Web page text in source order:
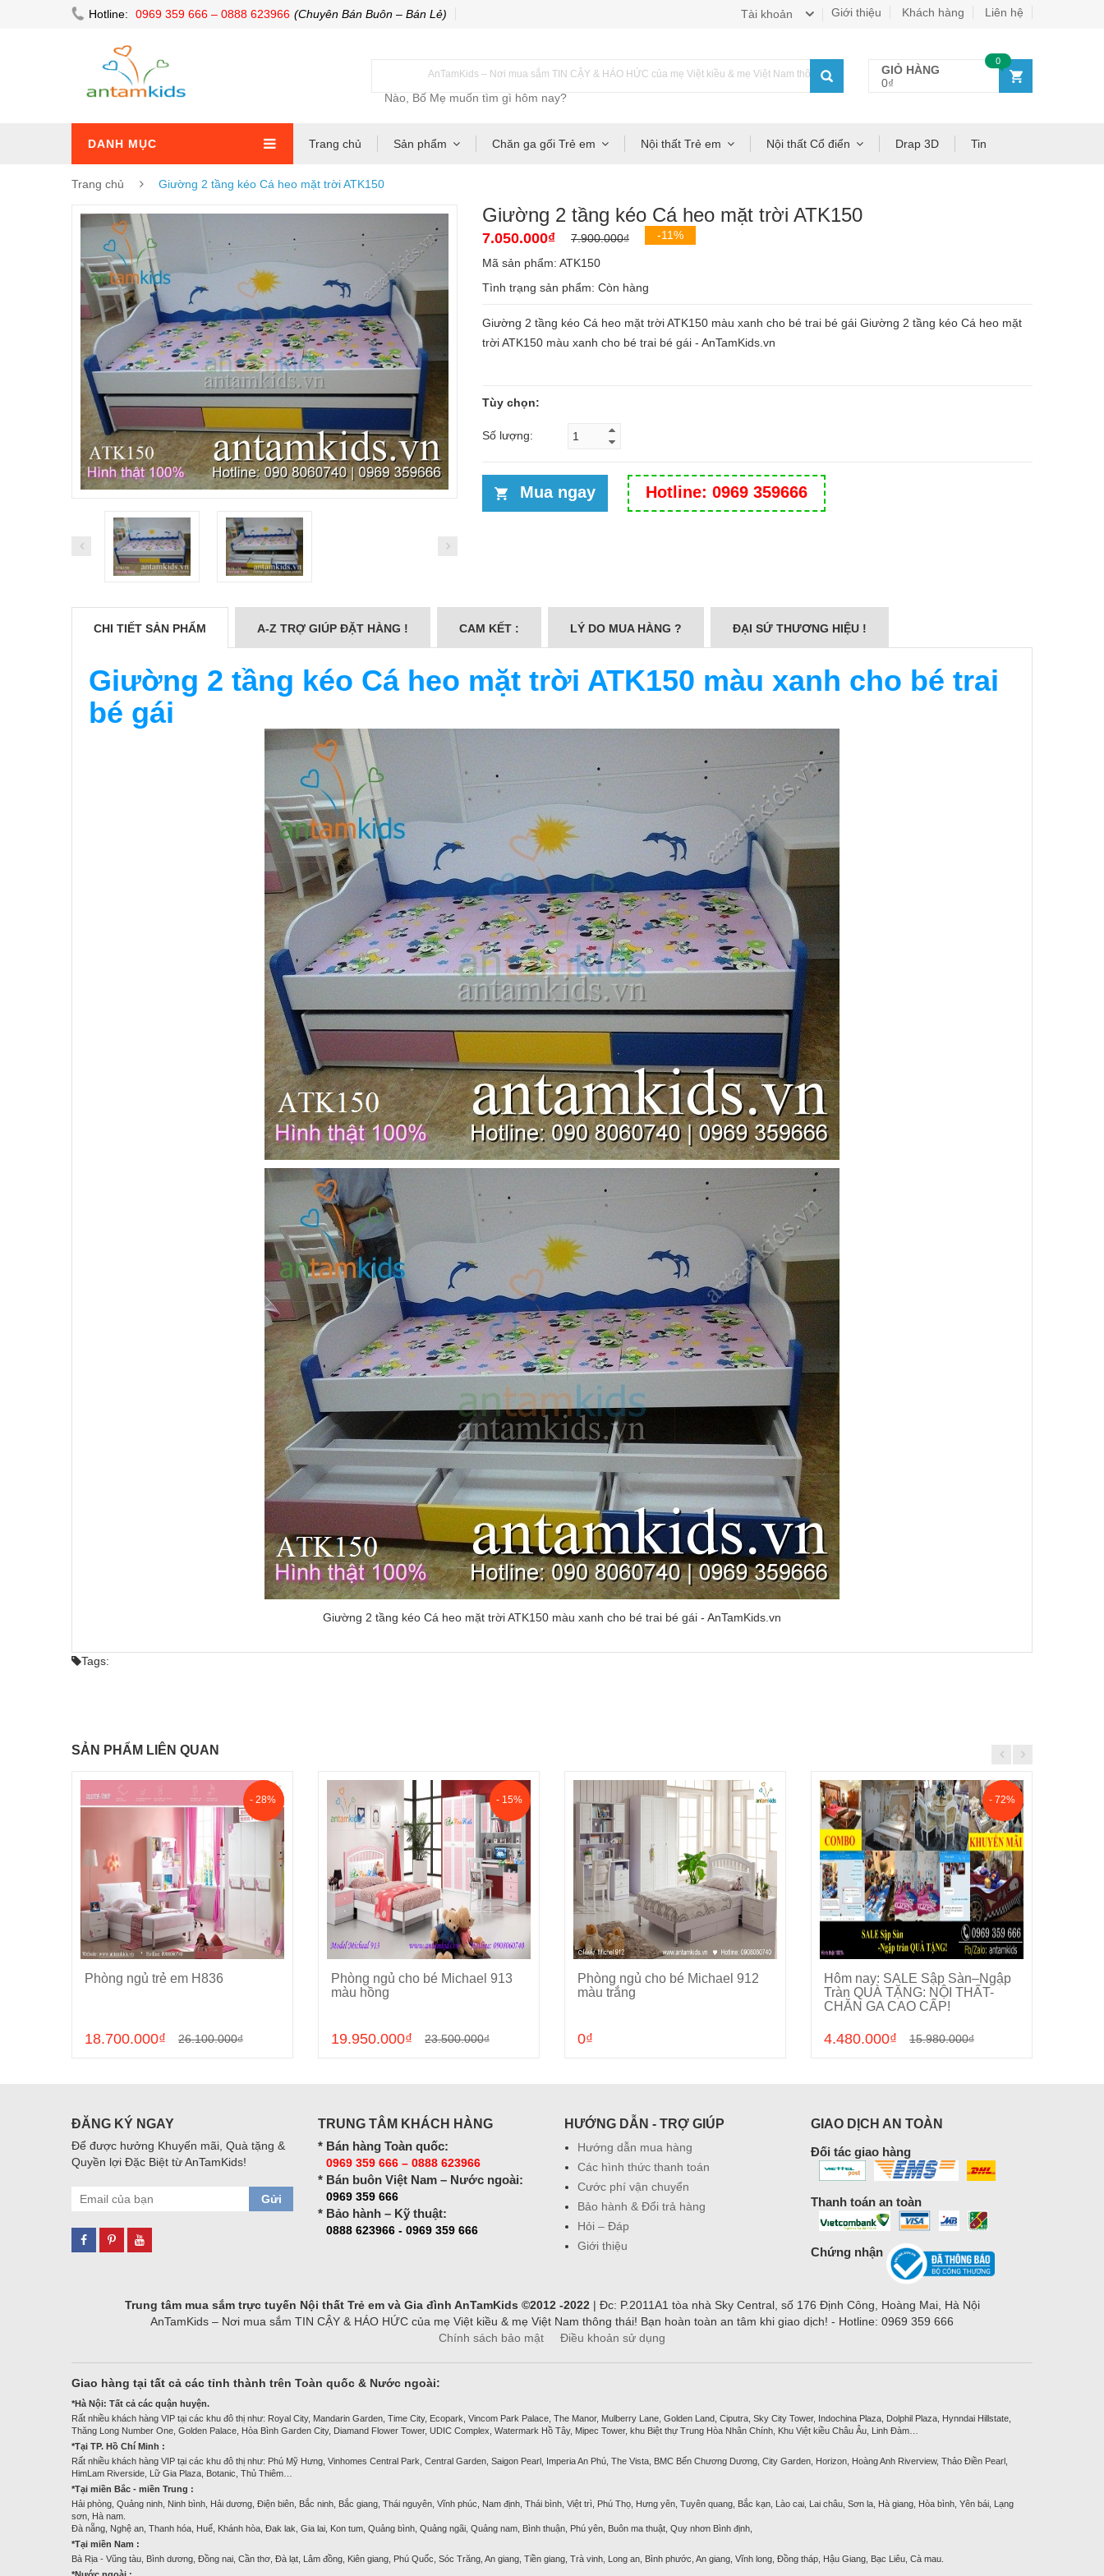
Hotline: 0969 359 666 – 0888 623966 (Chuyên Bán Buôn – Bán Lẻ) Giới thiệu Khách hàng Liên hệ
Tài khoản
AnTamKids – Nơi mua sắm TIN CẬY & HÁO HỨC của mẹ Việt kiều & mẹ Việt Nam thông thái!
GIỎ HÀNG
0₫
0
DANH MỤC Trang chủ Sản phẩm Chăn ga gối Trẻ em Nội thất Trẻ em Nội thất Cổ điển Drap 3D Tin
Trang chủ Giường 2 tầng kéo Cá heo mặt trời ATK150
Giường 2 tầng kéo Cá heo mặt trời ATK150
7.050.000₫ 7.900.000₫ -11%
Mã sản phẩm: ATK150
Tình trạng sản phẩm: Còn hàng
Giường 2 tầng kéo Cá heo mặt trời ATK150 màu xanh cho bé trai bé gái Giường 2 tầng kéo Cá heo mặt
trời ATK150 màu xanh cho bé trai bé gái - AnTamKids.vn
Tùy chọn:
Số lượng:
Mua ngay Hotline: 0969 359666
CHI TIẾT SẢN PHẨM A-Z TRỢ GIÚP ĐẶT HÀNG ! CAM KẾT : LÝ DO MUA HÀNG ? ĐẠI SỨ THƯƠNG HIỆU !
Giường 2 tầng kéo Cá heo mặt trời ATK150 màu xanh cho bé trai
bé gái
Giường 2 tầng kéo Cá heo mặt trời ATK150 màu xanh cho bé trai bé gái - AnTamKids.vn
Tags:
SẢN PHẨM LIÊN QUAN
Cho vào giỏ hàng
- 28%
Phòng ngủ trẻ em H836
18.700.000₫ 26.100.000₫
Cho vào giỏ hàng
- 15%
Phòng ngủ cho bé Michael 913
màu hồng
19.950.000₫ 23.500.000₫
Cho vào giỏ hàng
Phòng ngủ cho bé Michael 912
màu trắng
0₫
Cho vào giỏ hàng
- 72%
Hôm nay: SALE Sập Sàn–Ngập
Tràn QUÀ TẶNG: NỘI THẤT-
CHĂN GA CAO CẤP!
4.480.000₫ 15.980.000₫
ĐĂNG KÝ NGAY
Để được hưởng Khuyến mãi, Quà tặng &
Quyền lợi Đặc Biệt từ AnTamKids!
Gửi
TRUNG TÂM KHÁCH HÀNG
* Bán hàng Toàn quốc:
0969 359 666 – 0888 623966
* Bán buôn Việt Nam – Nước ngoài:
0969 359 666
* Bảo hành – Kỹ thuật:
0888 623966 - 0969 359 666
HƯỚNG DẪN - TRỢ GIÚP
Hướng dẫn mua hàng
Các hình thức thanh toán
Cước phí vận chuyển
Bảo hành & Đổi trả hàng
Hỏi – Đáp
Giới thiệu
GIAO DỊCH AN TOÀN
Đối tác giao hàng
Thanh toán an toàn
Chứng nhận
Trung tâm mua sắm trực tuyến Nội thất Trẻ em và Gia đình AnTamKids ©2012 -2022| Đc: P.2011A1 tòa nhà Sky Central, số 176 Định Công, Hoàng Mai, Hà Nội
AnTamKids – Nơi mua sắm TIN CẬY & HÁO HỨC của mẹ Việt kiều & mẹ Việt Nam thông thái! Bạn hoàn toàn an tâm khi giao dịch! - Hotline: 0969 359 666
Chính sách bảo mật
Điều khoản sử dụng
Giao hàng tại tất cả các tỉnh thành trên Toàn quốc & Nước ngoài:
*Hà Nội: Tất cả các quận huyện.
Rất nhiều khách hàng VIP tại các khu đô thị như: Royal City, Mandarin Garden, Time City, Ecopark, Vincom Park Palace, The Manor, Mulberry Lane, Golden Land, Ciputra, Sky City Tower, Indochina Plaza, Dolphil Plaza, Hynndai Hillstate,
Thăng Long Number One, Golden Palace, Hòa Bình Garden City, Diamand Flower Tower, UDIC Complex, Watermark Hồ Tây, Mipec Tower, khu Biệt thự Trung Hòa Nhân Chính, Khu Việt kiều Châu Âu, Linh Đàm…
*Tại TP. Hồ Chí Minh :
Rất nhiều khách hàng VIP tại các khu đô thị như: Phú Mỹ Hưng, Vinhomes Central Park, Central Garden, Saigon Pearl, Imperia An Phú, The Vista, BMC Bến Chương Dương, City Garden, Horizon, Hoàng Anh Riverview, Thảo Điền Pearl,
HimLam Riverside, Lữ Gia Plaza, Botanic, Thủ Thiêm…
*Tại miền Bắc - miền Trung :
Hải phòng, Quảng ninh, Ninh bình, Hải dương, Điện biên, Bắc ninh, Bắc giang, Thái nguyên, Vĩnh phúc, Nam định, Thái bình, Việt trì, Phú Thọ, Hưng yên, Tuyên quang, Bắc kạn, Lào cai, Lai châu, Sơn la, Hà giang, Hòa bình, Yên bái, Lạng
sơn, Hà nam.
Đà nẵng, Nghệ an, Thanh hóa, Huế, Khánh hòa, Đak lak, Gia lai, Kon tum, Quảng bình, Quảng ngãi, Quảng nam, Bình thuận, Phú yên, Buôn ma thuật, Quy nhơn Bình định,
*Tại miền Nam :
Bà Rịa - Vũng tàu, Bình dương, Đồng nai, Cần thơ, Đà lạt, Lâm đồng, Kiên giang, Phú Quốc, Sóc Trăng, An giang, Tiền giang, Trà vinh, Long an, Bình phước, An giang, Vĩnh long, Đồng tháp, Hậu Giang, Bạc Liêu, Cà mau.
*Nước ngoài :